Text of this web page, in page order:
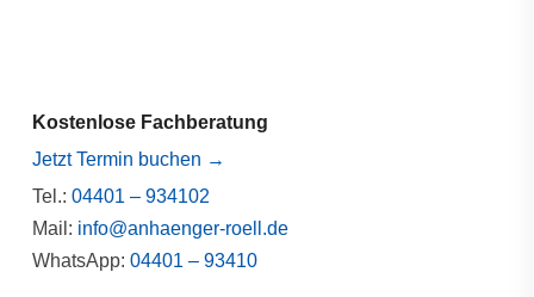
Kostenlose Fachberatung
Jetzt Termin buchen →
Tel.: 04401 – 934102
Mail: info@anhaenger-roell.de
WhatsApp: 04401 – 93410